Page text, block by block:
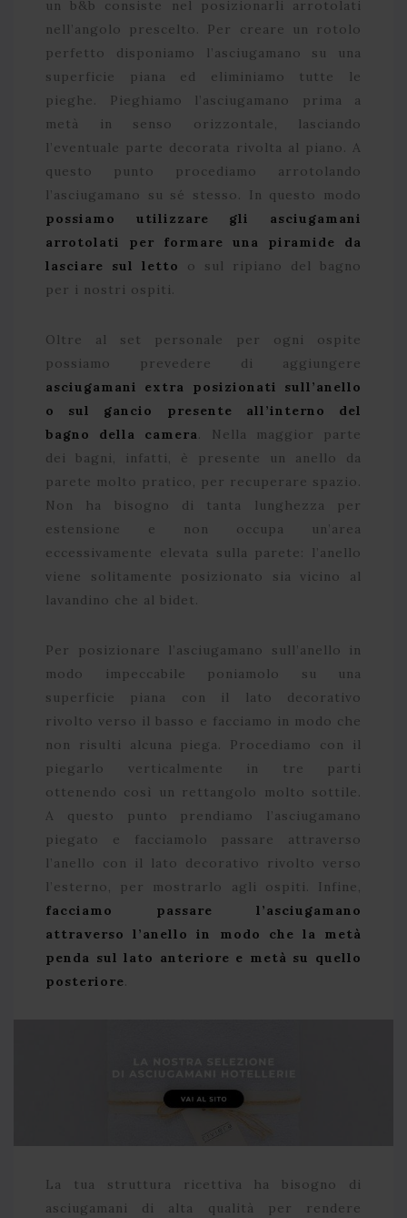
un b&b consiste nel posizionarli arrotolati
nell’angolo prescelto. Per creare un rotolo
perfetto disponiamo l’asciugamano su una
superficie piana ed eliminiamo tutte le
pieghe. Pieghiamo l’asciugamano prima a
metà in senso orizzontale, lasciando
l’eventuale parte decorata rivolta al piano. A
questo punto procediamo arrotolando
l’asciugamano su sé stesso. In questo modo
possiamo utilizzare gli asciugamani
arrotolati per formare una piramide da
lasciare sul letto
o sul ripiano del bagno
per i nostri ospiti.
Oltre al set personale per ogni ospite
possiamo prevedere di aggiungere
asciugamani extra posizionati sull’anello
o sul gancio presente all’interno del
bagno della camera. Nella maggior parte
dei bagni, infatti, è presente un anello da
parete molto pratico, per recuperare spazio.
Non ha bisogno di tanta lunghezza per
estensione e non occupa un’area
eccessivamente elevata sulla parete: l’anello
viene solitamente posizionato sia vicino al
lavandino che al bidet.
Per posizionare l’asciugamano sull’anello in
modo impeccabile poniamolo su una
superficie piana con il lato decorativo
rivolto verso il basso e facciamo in modo che
non risulti alcuna piega. Procediamo con il
piegarlo verticalmente in tre parti
ottenendo così un rettangolo molto sottile.
A questo punto prendiamo l’asciugamano
piegato e facciamolo passare attraverso
l’anello con il lato decorativo rivolto verso
l’esterno, per mostrarlo agli ospiti. Infine,
facciamo passare l’asciugamano
attraverso l’anello in modo che la metà
penda sul lato anteriore e metà su quello
posteriore.
La tua struttura ricettiva ha bisogno di
asciugamani di alta qualità per rendere